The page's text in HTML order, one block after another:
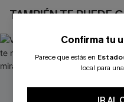
TAMBIÉN TE PUEDE
Confirma tu
Parece que estás en
local para